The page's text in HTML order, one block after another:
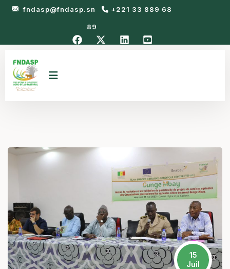
fndasp@fndasp.sn +221 33 889 68
89
15
Juil